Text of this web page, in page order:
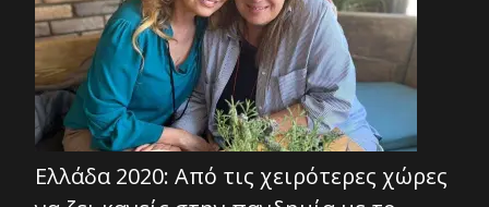
Ελλάδα 2020: Από τις χειρότερες χώρες